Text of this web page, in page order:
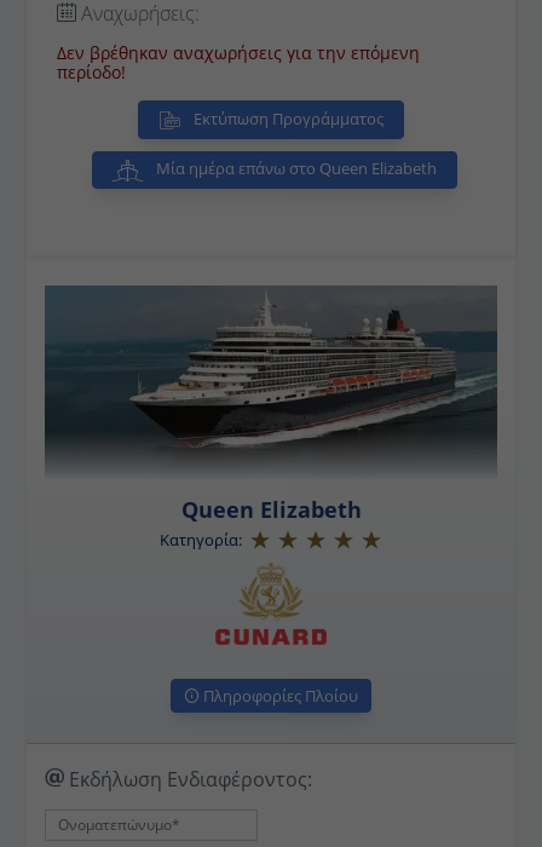
γνωστό ως η δεύτερη πόλη στην Ιστορία που
βομβαρδίστηκε με ατομική βόμβα, κατά τον Β΄
Παγκόσμιο Πόλεμο το 1945 από τις ΗΠΑ.
• Καγκοσίμα:
Kagoshima στο νότιο δυτικό άκρο του νησιού της
Kyushu στην Ιαπωνία. Έχει το παρατσούκλι
«Νάπολη της Ανατολής κόσμου" για τη θέση της
στον κόλπο, Aira Καλντέρα, με ζεστό κλίμα, και το
εμβληματικό ηφαίστειο Sakurajima.
Αναχωρήσεις:
Δεν βρέθηκαν αναχωρήσεις για την επόμενη
περίοδο!
Εκτύπωση Προγράμματος
Μία ημέρα επάνω στο Queen Elizabeth
Queen Elizabeth
Κατηγορία:
Πληροφορίες Πλοίου
Εκδήλωση Ενδιαφέροντος: